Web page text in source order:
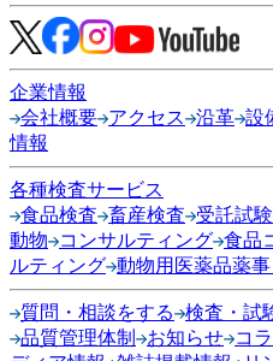
企業情報
会社概要 アクセス 沿革 設
情報
各種検査サービス
食品検査 畜産検査 受託試験
動物
コンサルティング 食品
ルティング 動物用医薬品薬
質問・相談をする 検査・試
品質管理体制
お知らせ コ